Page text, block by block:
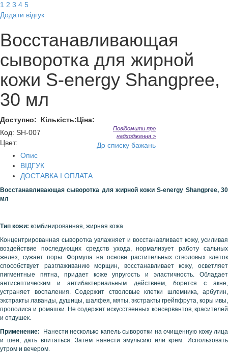
1 2 3 4 5
Додати відгук
Восстанавливающая
сыворотка для жирной
кожи S-energy Shangpree,
30 мл
Доступно: Кількість:Ціна:
Код: SH-007
Цвет:
Повідомити про
надходження >
До списку бажань
Опис
ВІДГУК
ДОСТАВКА І ОПЛАТА
Восстанавливающая сыворотка для жирной кожиS-energy Shangpree, 30
мл
Тип кожи: комбинированная, жирная кожа
Концентрированная сыворотка увлажняет и восстанавливает кожу, усиливая
воздействие последующих средств ухода, нормализует работу сальных
желез, сужает поры. Формула на основе растительных стволовых клеток
способствует разглаживанию морщин, восстанавливает кожу, осветляет
пигментные пятна, придает коже упругость и эластичность. Обладает
антисептическим и антибактериальным действием, борется с акне,
устраняет воспаления. Содержит стволовые клетки шлемника, арбутин,
экстракты лаванды, душицы, шалфея, мяты, экстракты грейпфрута, коры ивы,
прополиса и ромашки. Не содержит искусственных консервантов, красителей
и отдушек.
Применение:
Нанести несколько капель сыворотки на очищенную кожу лица
и шеи, дать впитаться. Затем нанести эмульсию или крем. Использовать
утром и вечером.